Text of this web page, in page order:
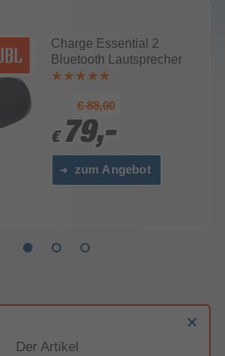
Charge Essential 2
Bluetooth Lautsprecher
€ 88,00
€ 79,-
€ 79,-
zum Angebot
Der Artikel